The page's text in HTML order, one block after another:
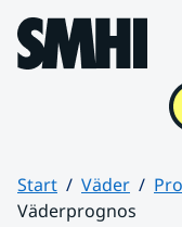
Hoppa till sidans
Start Väder
Väderprognos